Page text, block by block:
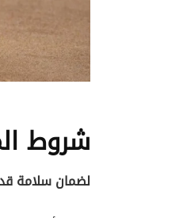
شروط
لضمان سلامة